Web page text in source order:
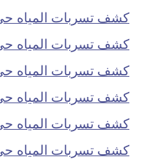
كشف تسربات المياه
كشف تسربات المياه
كشف تسربات المياه
كشف تسربات المياه
كشف تسربات المياه
كشف تسربات المياه حي